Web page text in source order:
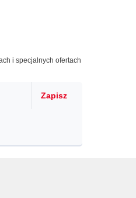
i specjalnych ofertach
Zapisz